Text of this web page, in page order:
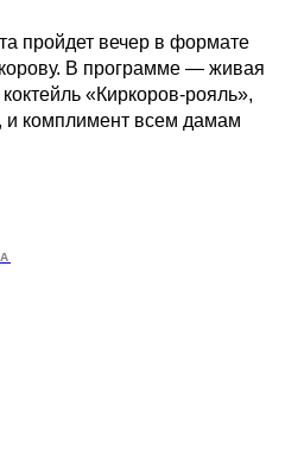
пройдет вечер в формате
В программе — живая
«Киркоров-рояль»,
и комплимент всем дамам